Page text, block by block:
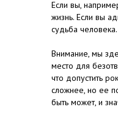
Если вы,
жизнь. Если вы
судьба человека.
Внимание, мы
место для
что допустить
сложнее, но ее
быть может, и